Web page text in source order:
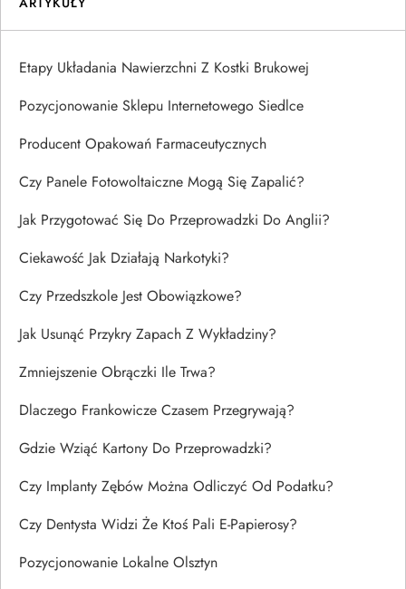
Etapy Układania Nawierzchni Z Kostki Brukowej
Pozycjonowanie Sklepu Internetowego Siedlce
Producent Opakowań Farmaceutycznych
Czy Panele Fotowoltaiczne Mogą Się Zapalić?
Jak Przygotować Się Do Przeprowadzki Do Anglii?
Ciekawość Jak Działają Narkotyki?
Czy Przedszkole Jest Obowiązkowe?
Jak Usunąć Przykry Zapach Z Wykładziny?
Zmniejszenie Obrączki Ile Trwa?
Dlaczego Frankowicze Czasem Przegrywają?
Gdzie Wziąć Kartony Do Przeprowadzki?
Czy Implanty Zębów Można Odliczyć Od Podatku?
Czy Dentysta Widzi Że Ktoś Pali E-Papierosy?
Pozycjonowanie Lokalne Olsztyn